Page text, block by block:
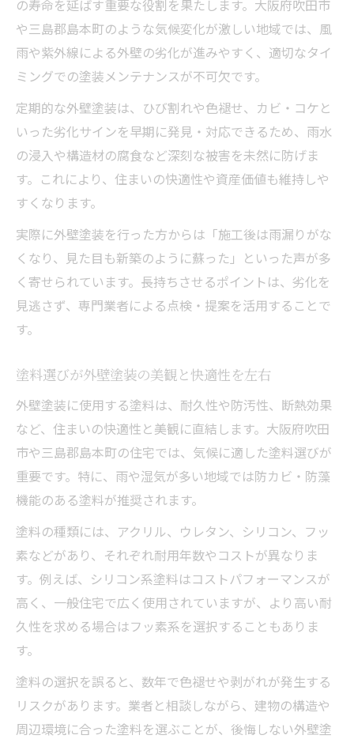
塗料の耐久性が左右する外壁塗装の品質
外壁塗装で塗料選びに失敗しない注意点
気候に合った塗料選びで長持ち外壁塗装
三島郡島本町の外壁塗装ポイント徹底解説
三島郡島本町で外壁塗装が重要な理由とは
外壁塗装の地域特性を踏まえた塗料選び
地元で信頼される外壁塗装業者の見極め方
三島郡で役立つ外壁塗装の補助金情報
外壁塗装のトラブル防止ポイントを解説
色選びで後悔しない外壁塗装の秘訣とは
外壁塗装の色選びで意識すべきポイント
ト
塗料の色と汚れ・耐久性の関係を知る
住まいの雰囲気を外壁塗装で一新する方法
費用も品質も納得できる塗料の探し方
外壁塗装の費用と塗料の品質を両立させる
見積もりで分かる外壁塗装の適正価格とは
外壁塗装の費用相場を知り賢く比較する方
法
塗料選びでコスパ重視の外壁塗装を実現
追加費用が発生しない外壁塗装のポイント
施工業者選びで失敗しないチェック項目
評判や口コミから分かる信頼できる業者像
アフターサービスが充実した外壁塗装業者
の寿命を延ばす重要な役割を果たします。大阪府吹田市
や三島郡島本町のような気候変化が激しい地域では、風
雨や紫外線による外壁の劣化が進みやすく、適切なタイ
ミングでの塗装メンテナンスが不可欠です。
定期的な外壁塗装は、ひび割れや色褪せ、カビ・コケと
いった劣化サインを早期に発見・対応できるため、雨水
の浸入や構造材の腐食など深刻な被害を未然に防げま
す。これにより、住まいの快適性や資産価値も維持しや
すくなります。
実際に外壁塗装を行った方からは「施工後は雨漏りがな
くなり、見た目も新築のように蘇った」といった声が多
く寄せられています。長持ちさせるポイントは、劣化を
見逃さず、専門業者による点検・提案を活用することで
す。
塗料選びが外壁塗装の美観と快適性を左右
外壁塗装に使用する塗料は、耐久性や防汚性、断熱効果
など、住まいの快適性と美観に直結します。大阪府吹田
市や三島郡島本町の住宅では、気候に適した塗料選びが
重要です。特に、雨や湿気が多い地域では防カビ・防藻
機能のある塗料が推奨されます。
塗料の種類には、アクリル、ウレタン、シリコン、フッ
素などがあり、それぞれ耐用年数やコストが異なりま
す。例えば、シリコン系塗料はコストパフォーマンスが
高く、一般住宅で広く使用されていますが、より高い耐
久性を求める場合はフッ素系を選択することもありま
す。
塗料の選択を誤ると、数年で色褪せや剥がれが発生する
リスクがあります。業者と相談しながら、建物の構造や
周辺環境に合った塗料を選ぶことが、後悔しない外壁塗